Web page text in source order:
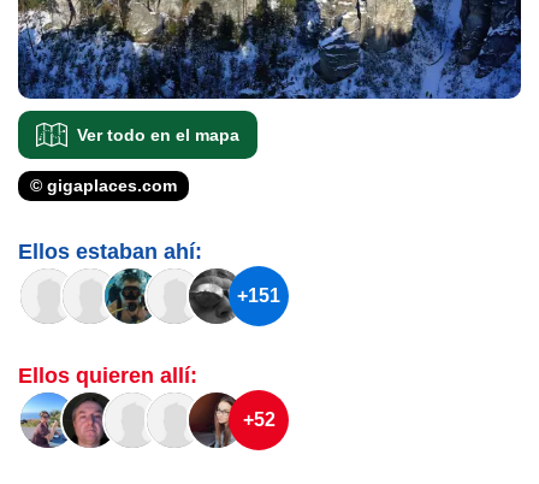
Ver todo en el mapa
© gigaplaces.com
Ellos estaban ahí:
+151
Ellos quieren allí:
+52